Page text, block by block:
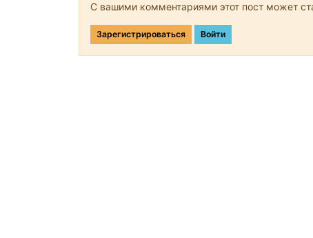
С вашими комментариями этот пост может
Зарегистрироваться Войти